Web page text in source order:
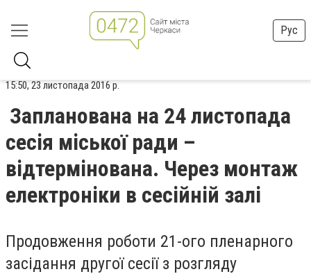
Рус
15:50, 23 листопада 2016 р.
Запланована на 24 листопада
сесія міської ради –
відтермінована. Через монтаж
електроніки в сесійній залі
Продовження роботи 21-ого пленарного
засідання другої сесії з розгляду